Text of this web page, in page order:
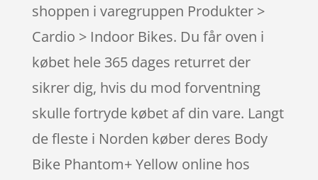
shoppen i varegruppen Produkter >
Cardio > Indoor Bikes. Du får oven i
købet hele 365 dages returret der
sikrer dig, hvis du mod forventning
skulle fortryde købet af din vare. Langt
de fleste i Norden køber deres Body
Bike Phantom+ Yellow online hos